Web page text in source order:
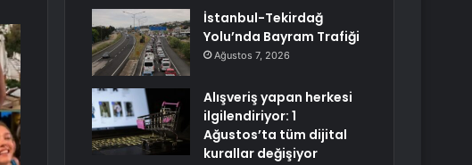
İstanbul-Tekirdağ
Yolu’nda Bayram Trafiği
Ağustos 7, 2026
Alışveriş yapan herkesi
ilgilendiriyor: 1
Ağustos’ta tüm dijital
kurallar değişiyor